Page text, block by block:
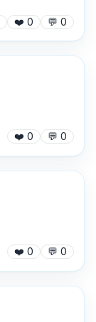
❤️ 0 💬 0
❤️ 0 💬 0
❤️ 0 💬 0